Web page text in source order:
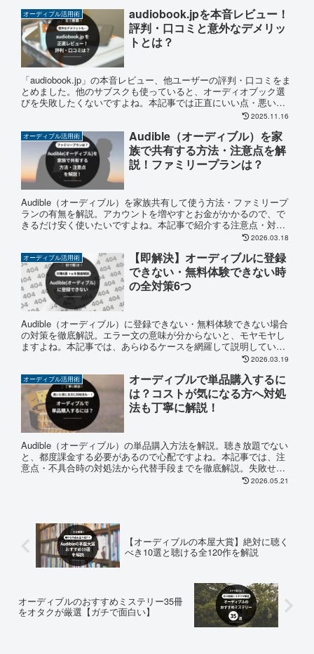
オーディブル活用術
audiobook.jpを本音レビュー！
評判・口コミと意外なデメリッ
トとは？
「audiobook.jp」の本音レビュー、他ユーザーの評判・口コミをま
とめました。他のサブスクも使っていると、オーディオブック選
びを失敗したくないですよね。本記事では正直にいい点・悪い点
を暴露しているので、最後まで読めば後悔なく登録できます。
2025.11.16
オーディブル活用術
Audible（オーディブル）を家
族で共有する方法・注意点を解
説！ファミリープランは？
Audible（オーディブル）を家族共有して使う方法・ファミリープ
ランの有無を解説。アカウントを増やすとお金がかかるので、で
きるだけ安く使いたいですよね。本記事で紹介する注意点・対策
をチェックすれば、家族全員が好きなだけ本を聴けるようになり
2026.03.18
オーディブル活用術
【即解決】オーディブルに登録
できない・無料体験できない時
の全対策6つ
Audible（オーディブル）に登録できない・無料体験できない場合
の対策を徹底解説。エラー文の意味が分からないと、モヤモヤし
ますよね。本記事では、あらゆるケースを網羅して説明している
ので、自分にあった解決策がサクッと見つかりますよ。 2026.03.19
オーディブル活用術
オーディブルで単品購入するに
は？コストが気になる方へ対処
法も丁寧に解説！
Audible（オーディブル）の単品購入方法を解説。聴き放題でない
と、都度課金する必要があるので心配ですよね。本記事では、注
意点・不具合時の対処法から代替手段までを徹底解説。失敗せず
2026.05.21
【オーディブルの本屋大賞】絶対に聴く
べき10選と聴ける全120作を解説
オーディブルのおすすめミステリー35冊
をオタクが厳選【ガチで面白い】